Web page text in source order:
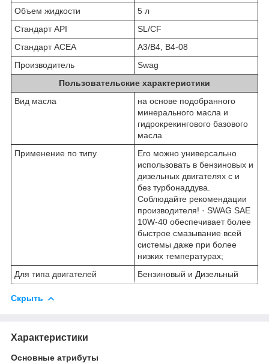
Объем жидкости
5 л
Стандарт API
SL/CF
Стандарт ACEA
A3/B4, B4-08
Производитель
Swag
Пользовательские характеристики
Вид масла
на основе подобранного
минерального масла и
гидрокрекингового базового
масла
Применение по типу
Его можно универсально
использовать в бензиновых и
дизельных двигателях с и
без турбонаддува.
Соблюдайте рекомендации
производителя! · SWAG SAE
10W-40 обеспечивает более
быстрое смазывание всей
системы даже при более
низких температурах;
Для типа двигателей
Бензиновый и Дизельный
Скрыть
Характеристики
Основные атрибуты